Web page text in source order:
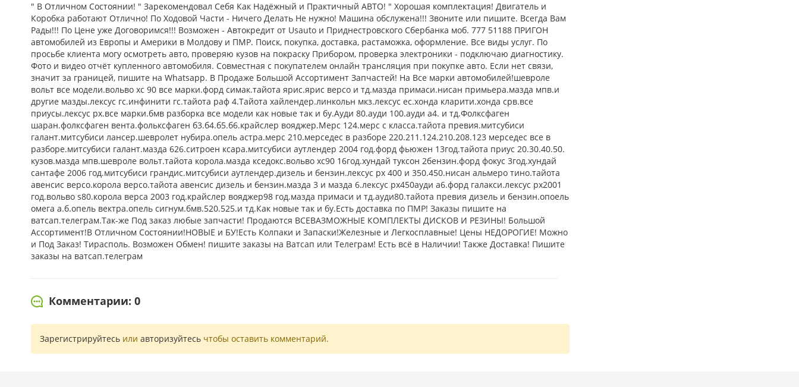
" В Отличном Состоянии! " Зарекомендовал Себя Как Надёжный и Практичный АВТО! " Хорошая комплектация! Двигатель и
Коробка работают Отлично! По Ходовой Части - Ничего Делать Не нужно! Машина обслужена!!! Звоните или пишите. Всегда Вам
Рады!!! По Цене уже Договоримся!!! Возможен - Автокредит от Usauto и Приднестровского Сбербанка моб. 777 51188 ПРИГОН
автомобилей из Европы и Америки в Молдову и ПМР. Поиск, покупка, доставка, растаможка, оформление. Все виды услуг. По
просьбе клиента могу осмотреть авто, проверяю кузов на покраску Прибором, проверка электроники - подключаю диагностику.
Фото и видео отчёт купленного автомобиля. Совместная с покупателем онлайн трансляция при покупке авто. Если нет связи,
значит за границей, пишите на Whatsapp. В Продаже Большой Ассортимент Запчастей! На Все марки автомобилей!шевроле
вольт все модели.вольво хс 90 все марки.форд симак.тайота ярис.ярис версо и тд.мазда примаси.нисан примьера.мазда мпв.и
другие мазды.лексус гс.инфинити гс.тайота раф 4.Тайота хайлендер.линкольн мкз.лексус ес.хонда кларити.хонда срв.все
приусы.лексус рх.все марки.бмв разборка все модели как новые так и бу.Ауди 80.ауди 100.ауди а4. и тд.Фолксфаген
шаран.фолксфаген вента.фольксфаген б3.б4.б5.б6.крайслер вояджер.Мерс 124.мерс с класса.тайота превия.митсубиси
галант.митсубиси лансер.шевролет нубира.опель астра.мерс 210.мерседес в разборе 220.211.124.210.208.123 мерседес все в
разборе.митсубиси галант.мазда 626.ситроен ксара.митсубиси аутлендер 2004 год.форд фьюжен 13год.тайота приус 20.30.40.50.
кузов.мазда мпв.шевроле вольт.тайота корола.мазда кседокс.вольво хс90 16год.хундай туксон 2бензин.форд фокус 3год.хундай
сантафе 2006 год.митсубиси грандис.митсубиси аутлендер.дизель и бензин.лексус рх 400 и 350.450.нисан альмеро тино.тайота
авенсис версо.корола версо.тайота авенсис дизель и бензин.мазда 3 и мазда 6.лексус рх450ауди а6.форд галакси.лексус рх2001
год.вольво s80.корола верса 2003 год.крайслер вояджер98 год.мазда примаси и тд.ауди80.тайота превия дизель и бензин.опоель
омега а.б.опель вектра.опель сигнум.бмв.520.525.и тд.Как новые так и бу.Есть доставка по ПМР! Заказы пишите на
ватсап.телеграм.Так-же Под заказ любые запчасти! Продаются ВСЕВАЗМОЖНЫЕ КОМПЛЕКТЫ ДИСКОВ И РЕЗИНЫ! Большой
Ассортимент!В Отличном Состоянии!НОВЫЕ и БУ!Есть Колпаки и Запаски!Железные и Легкосплавные! Цены НЕДОРОГИЕ! Можно
и Под Заказ! Тирасполь. Возможен Обмен! пишите заказы на Ватсап или Телеграм! Есть всё в Наличии! Также Доставка! Пишите
заказы на ватсап.телеграм
Комментарии: 0
Зарегистрируйтесь или авторизуйтесь чтобы оставить комментарий.